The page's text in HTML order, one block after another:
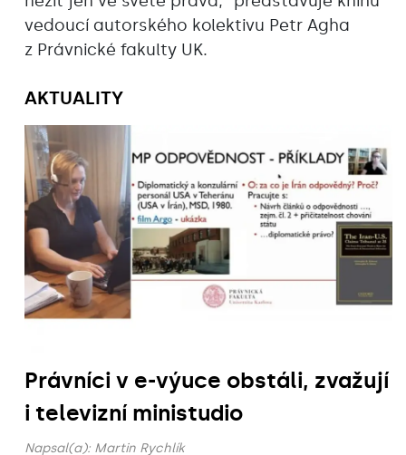
vedoucí autorského kolektivu Petr Agha
z Právnické fakulty UK.
AKTUALITY
Právníci v e-výuce obstáli, zvažují
i televizní ministudio
Napsal(a): Martin Rychlík